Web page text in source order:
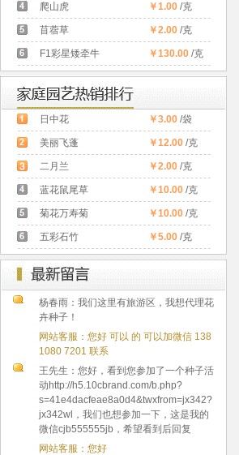
爬山虎 ￥1.00/克
苜蓿草 ￥2.00/克
F1彩星矮牵牛 ￥130.00/克
日中花 ￥3.00/袋
美丽飞蓬 ￥12.00/克
二月兰 ￥2.00/克
蓝花鼠尾草 ￥10.00/克
菊花万寿菊 ￥10.00/克
五彩石竹 ￥5.00/克
杨春雨：我们这里有旅游区，我想代理花
卉种子！
网站客服：您好 可以 的 可以加微信 138
1080 7201 联系
王先生：您好，看到您参加了一个种子活
动http://h5.10cbrand.com/b.php?
s=41e4dacfeae8a0d4&twxfrom=jx342?
jx342wl，我们也想参加一下，这是我的
微信cjb555555jb，希望看到后回复
网站客服：您好